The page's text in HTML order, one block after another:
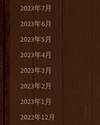
2023年7月
2023年6月
2023年5月
2023年4月
2023年3月
2023年2月
2023年1月
2022年12月